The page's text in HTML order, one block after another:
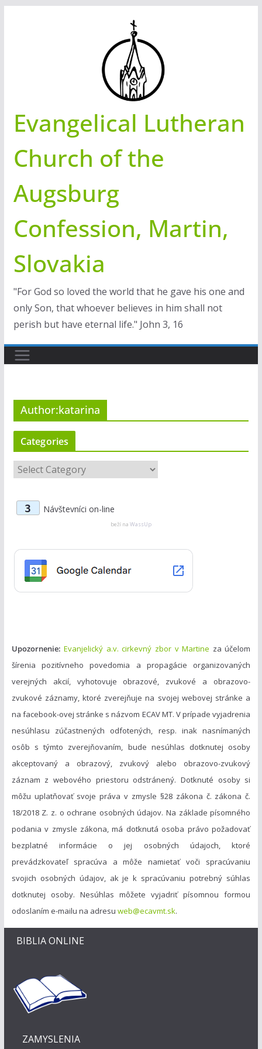
Evangelical Lutheran
Church of the
Augsburg
Confession, Martin,
Slovakia
"For God so loved the world that he gave his one and
only Son, that whoever believes in him shall not
perish but have eternal life." John 3, 16
Author:katarina
Categories
a
e
r
3 Návštevníci on-line
beží na WassUp
Upozornenie: Evanjelický a.v. cirkevný zbor v Martine za účelom
šírenia pozitívneho povedomia a propagácie organizovaných
verejných akcií, vyhotovuje obrazové, zvukové a obrazovo-
zvukové záznamy, ktoré zverejňuje na svojej webovej stránke a
na facebook-ovej stránke s názvom ECAV MT. V prípade vyjadrenia
nesúhlasu zúčastnených odfotených, resp. inak nasnímaných
osôb s týmto zverejňovaním, bude nesúhlas dotknutej osoby
akceptovaný a obrazový, zvukový alebo obrazovo-zvukový
záznam z webového priestoru odstránený. Dotknuté osoby si
môžu uplatňovať svoje práva v zmysle §28 zákona č. zákona č.
18/2018 Z. z. o ochrane osobných údajov. Na základe písomného
podania v zmysle zákona, má dotknutá osoba právo požadovať
bezplatné informácie o jej osobných údajoch, ktoré
prevádzkovateľ spracúva a môže namietať voči spracúvaniu
svojich osobných údajov, ak je k spracúvaniu potrebný súhlas
dotknutej osoby. Nesúhlas môžete vyjadriť písomnou formou
odoslaním e-mailu na adresu web@ecavmt.sk.
BIBLIA ONLINE
ZAMYSLENIA